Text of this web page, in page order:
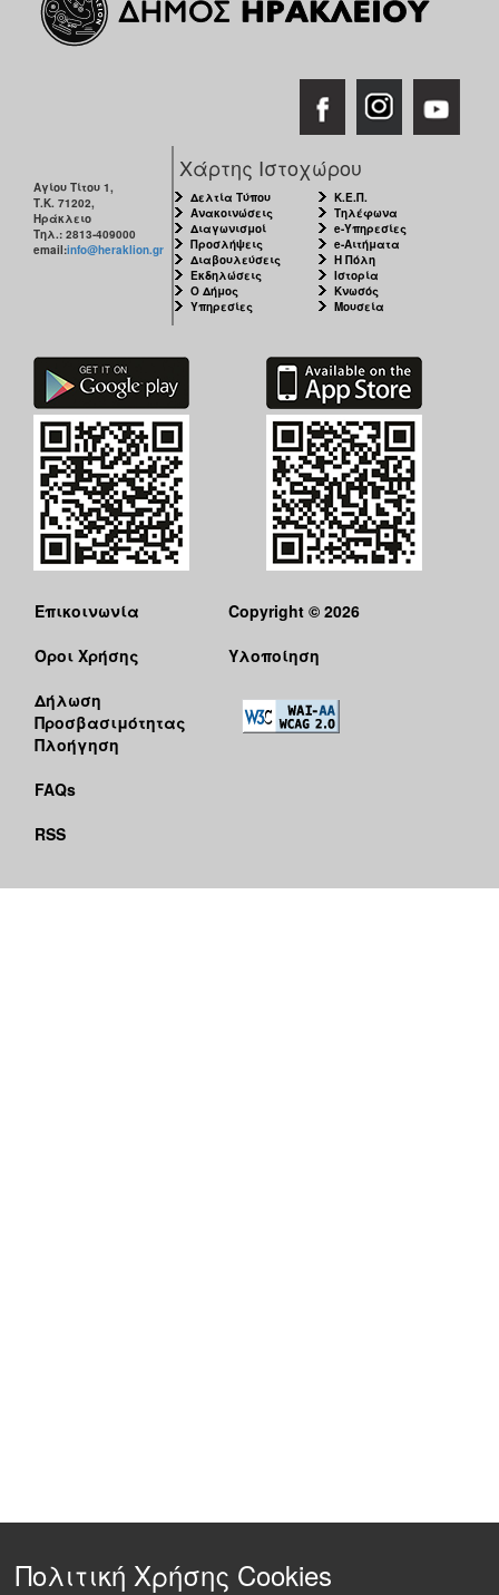
Αγίου Τίτου 1,
Τ.Κ. 71202,
Ηράκλειο
Τηλ.: 2813-409000
email:info@heraklion.gr
Χάρτης Ιστοχώρου
Δελτία Τύπου
Ανακοινώσεις
Διαγωνισμοί
Προσλήψεις
Διαβουλεύσεις
Εκδηλώσεις
Ο Δήμος
Υπηρεσίες
Κ.Ε.Π.
Τηλέφωνα
e-Υπηρεσίες
e-Αιτήματα
Η Πόλη
Ιστορία
Κνωσός
Μουσεία
Επικοινωνία
Όροι Χρήσης
Δήλωση
Προσβασιμότητας
Πλοήγηση
FAQs
RSS
Copyright © 2026
Υλοποίηση
Πολιτική Χρήσης Cookies